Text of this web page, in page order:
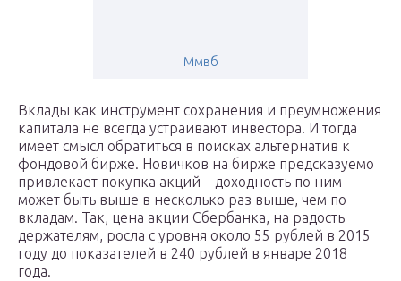
Ммвб
Вклады как инструмент сохранения и преумножения
капитала не всегда устраивают инвестора. И тогда
имеет смысл обратиться в поисках альтернатив к
фондовой бирже. Новичков на бирже предсказуемо
привлекает покупка акций – доходность по ним
может быть выше в несколько раз выше, чем по
вкладам. Так, цена акции Сбербанка, на радость
держателям, росла с уровня около 55 рублей в 2015
году до показателей в 240 рублей в январе 2018
года.